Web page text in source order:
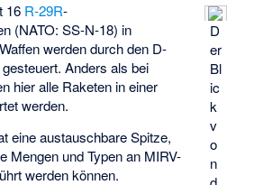
D
er
Bl
ic
k
v
o
n
16 R-29R-
(NATO: SS-N-18) in
werden durch den D-
Anders als bei
hier alle Raketen in einer
werden.
eine austauschbare Spitze,
Mengen und Typen an MIRV-
werden können.